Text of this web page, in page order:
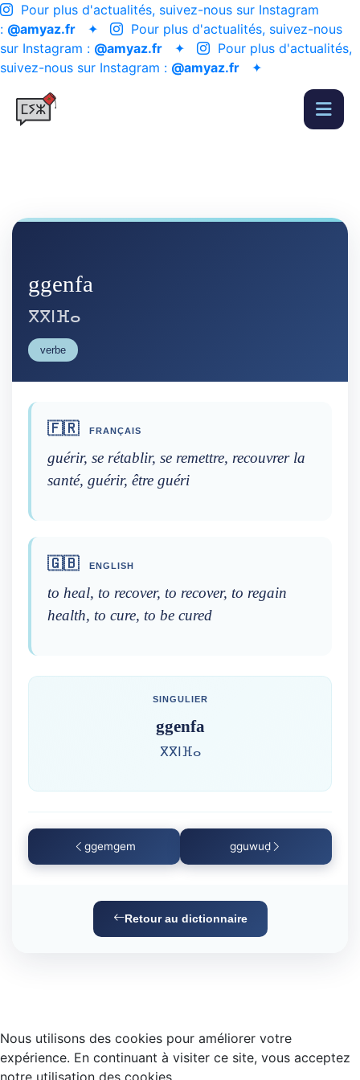
Pour plus d'actualités, suivez-nous sur Instagram
: @amyaz.fr ✦
Pour plus d'actualités, suivez-nous
sur Instagram : @amyaz.fr ✦
Pour plus d'actualités,
suivez-nous sur Instagram : @amyaz.fr ✦
ggenfa
ⴳⴳⵏⴼⴰ
verbe
🇫🇷 FRANÇAIS
guérir, se rétablir, se remettre, recouvrer la
santé, guérir, être guéri
🇬🇧 ENGLISH
to heal, to recover, to recover, to regain
health, to cure, to be cured
SINGULIER
ggenfa
ⴳⴳⵏⴼⴰ
ggemgem gguwuḍ
Retour au dictionnaire
Nous utilisons des cookies pour améliorer votre
expérience. En continuant à visiter ce site, vous acceptez
notre utilisation des cookies.